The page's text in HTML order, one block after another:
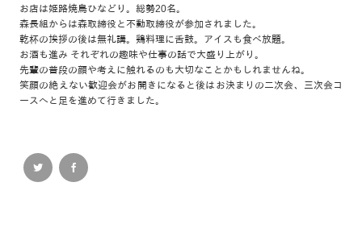
お店は姫路焼鳥ひなどり。総勢20名。
森長組からは森取締役と不動取締役が参加されました。
乾杯の挨拶の後は無礼講。鶏料理に舌鼓。アイスも食べ放題。
お酒も進み それぞれの趣味や仕事の話で大盛り上がり。
先輩の普段の顔や考えに触れるのも大切なことかもしれませんね。
笑顔の絶えない歓迎会がお開きになると後はお決まりの二次会、三次会コ
ースへと足を進めて行きました。